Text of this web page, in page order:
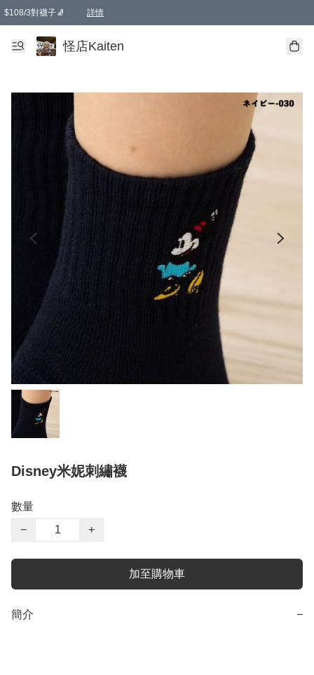
$108/3對襪子🧦 詳情
卡通傘☂️2把8折
購物滿 HKD 650.00即享免運費優惠！（適用於 本地送貨、本地取貨 )
怪店Kaiten
Disney米妮刺繡襪
數量
−
+
加至購物車
簡介 −